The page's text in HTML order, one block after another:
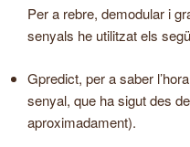
Per a rebre, demodular i
senyals he utilitzat els
Gpredict, per a saber
senyal, que ha sigut des
aproximadament).